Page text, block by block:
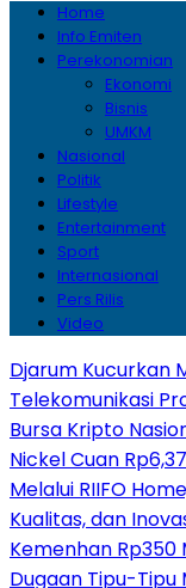
Home
Info Emiten
Perekonomian
Ekonomi
Bisnis
UMKM
Nasional
Politik
Lifestyle
Entertainment
Sport
Internasional
Pers Rilis
Video
Djarum Kucurkan
Telekomunikasi
Bursa Kripto
Nickel Cuan
Melalui RIIFO
Kualitas, dan
Kemenhan Rp350
Dugaan Tipu-Tipu